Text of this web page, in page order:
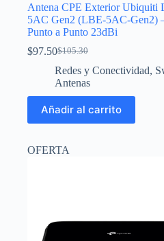
Antena CPE Exterior Ubiquiti
5AC Gen2 (LBE-5AC-Gen2)
Punto a Punto 23dBi
$105.30
El
precio
original
$105.30.
$97.50El
precio
actual
$97.50.
Redes y Conectividad,
Antenas
Añadir al carrito
OFERTA